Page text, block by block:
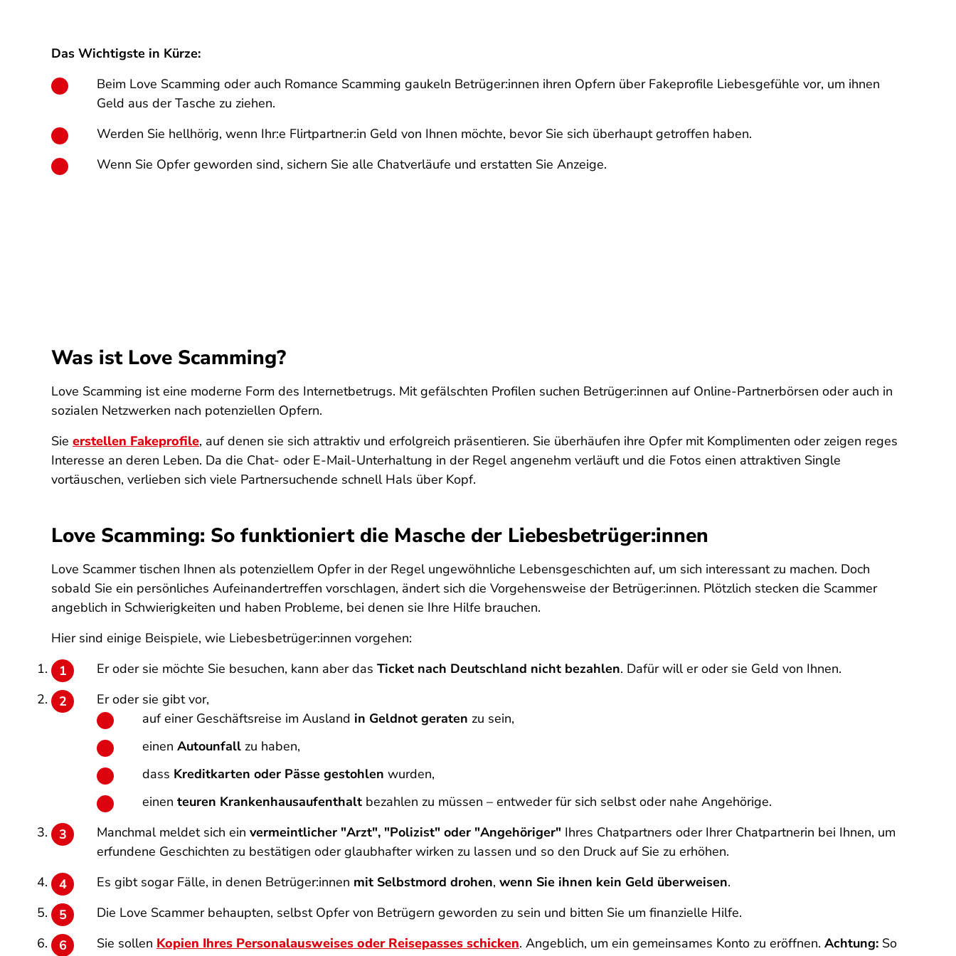
Das Wichtigste in Kürze:
Beim Love Scamming oder auch Romance Scamming gaukeln Betrüger:innen ihren Opfern über Fakeprofile Liebesgefühle vor, um ihnen
Geld aus der Tasche zu ziehen.
Werden Sie hellhörig, wenn Ihr:e Flirtpartner:in Geld von Ihnen möchte, bevor Sie sich überhaupt getroffen haben.
Wenn Sie Opfer geworden sind, sichern Sie alle Chatverläufe und erstatten Sie Anzeige.
Was ist Love Scamming?
Love Scamming ist eine moderne Form des Internetbetrugs. Mit gefälschten Profilen suchen Betrüger:innen auf Online-Partnerbörsen oder auch in
sozialen Netzwerken nach potenziellen Opfern.
Sie erstellen Fakeprofile, auf denen sie sich attraktiv und erfolgreich präsentieren. Sie überhäufen ihre Opfer mit Komplimenten oder zeigen reges
Interesse an deren Leben. Da die Chat- oder E-Mail-Unterhaltung in der Regel angenehm verläuft und die Fotos einen attraktiven Single
vortäuschen, verlieben sich viele Partnersuchende schnell Hals über Kopf.
Love Scamming: So funktioniert die Masche der Liebesbetrüger:innen
Love Scammer tischen Ihnen als potenziellem Opfer in der Regel ungewöhnliche Lebensgeschichten auf, um sich interessant zu machen. Doch
sobald Sie ein persönliches Aufeinandertreffen vorschlagen, ändert sich die Vorgehensweise der Betrüger:innen. Plötzlich stecken die Scammer
angeblich in Schwierigkeiten und haben Probleme, bei denen sie Ihre Hilfe brauchen.
Hier sind einige Beispiele, wie Liebesbetrüger:innen vorgehen:
Er oder sie möchte Sie besuchen, kann aber das Ticket nach Deutschland nicht bezahlen. Dafür will er oder sie Geld von Ihnen.
Er oder sie gibt vor,
auf einer Geschäftsreise im Ausland in Geldnot geraten zu sein,
einen Autounfall zu haben,
dass Kreditkarten oder Pässe gestohlen wurden,
einen teuren Krankenhausaufenthalt bezahlen zu müssen – entweder für sich selbst oder nahe Angehörige.
Manchmal meldet sich ein vermeintlicher "Arzt", "Polizist" oder "Angehöriger" Ihres Chatpartners oder Ihrer Chatpartnerin bei Ihnen, um
erfundene Geschichten zu bestätigen oder glaubhafter wirken zu lassen und so den Druck auf Sie zu erhöhen.
Es gibt sogar Fälle, in denen Betrüger:innen mit Selbstmord drohen, wenn Sie ihnen kein Geld überweisen.
Die Love Scammer behaupten, selbst Opfer von Betrügern geworden zu sein und bitten Sie um finanzielle Hilfe.
Sie sollen Kopien Ihres Personalausweises oder Reisepasses schicken. Angeblich, um ein gemeinsames Konto zu eröffnen. Achtung: So